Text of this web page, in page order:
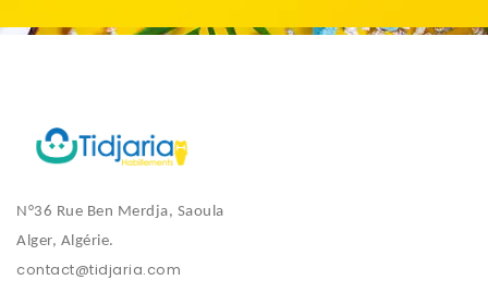
N°36 Rue Ben Merdja, Saoula
Alger, Algérie.
contact@tidjaria.com